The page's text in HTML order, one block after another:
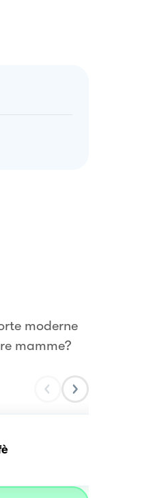
moderne
mamme?